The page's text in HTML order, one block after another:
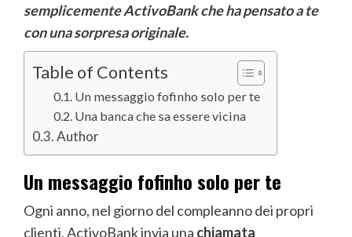
semplicemente ActivoBank che ha pensato a te
con una sorpresa originale.
Table of Contents
Un messaggio fofinho solo per te
Una banca che sa essere vicina
Author
Un messaggio fofinho solo per te
Ogni anno, nel giorno del compleanno dei propri
clienti, ActivoBank invia una chiamata